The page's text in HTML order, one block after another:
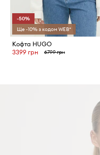
-50%
Ще -10% з кодом WEB*
Кофта HUGO
3399 грн
6799 грн